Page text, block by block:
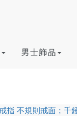
男士飾品